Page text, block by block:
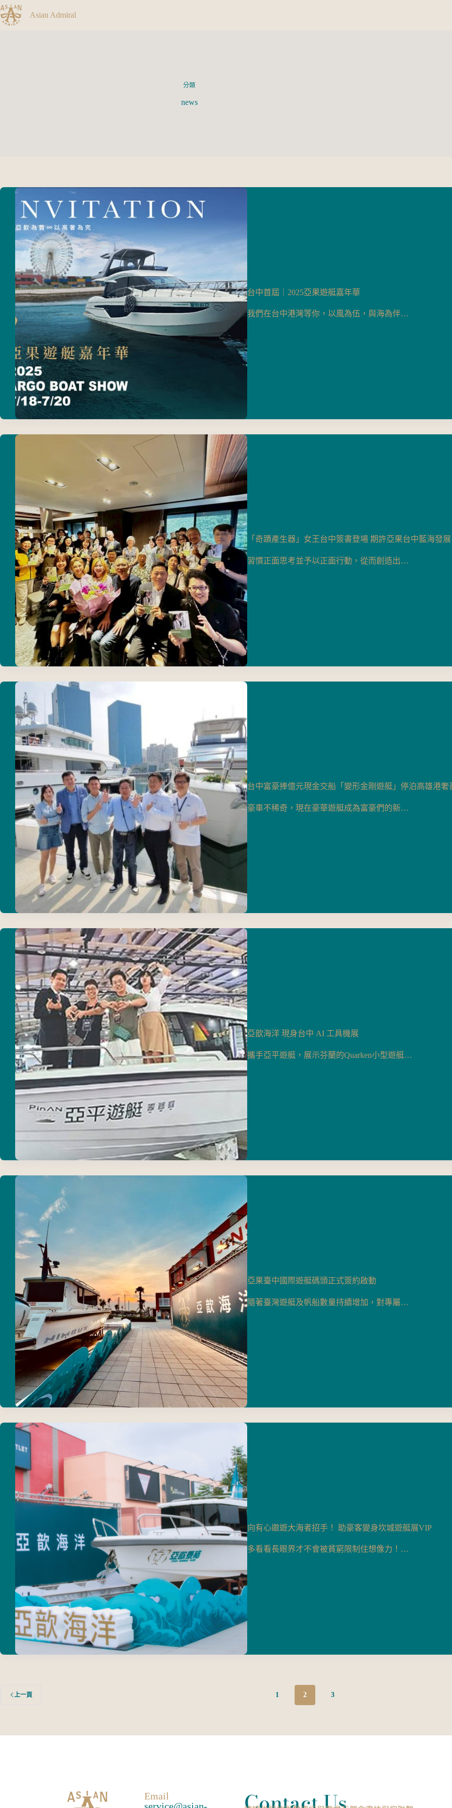
Asian Admiral
分類
news
台中首屆｜2025亞果遊艇嘉年華
我們在台中港灣等你，以風為伍，與海為伴…
「奇蹟產生器」女王台中簽書登場 期許亞果台中藍海發展
習慣正面思考並予以正面行動，從而創造出…
台中富豪捧億元現金交船「變形金剛遊艇」停泊高雄港奢
豪車不稀奇，現在豪華遊艇成為富豪們的新…
亞歆海洋 現身台中 AI 工具機展
攜手亞平遊艇，展示芬蘭的Quarken小型遊艇…
亞果臺中國際遊艇碼頭正式簽約啟動
隨著臺灣遊艇及帆船數量持續增加，對專屬…
向有心遨遊大海者招手！ 助豪客變身坎城遊艇展VIP
多看看長眼界才不會被貧窮限制住想像力！…
上一頁 1 2 3
Email